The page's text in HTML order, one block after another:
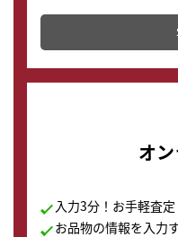
テムです。
配送でも簡単&安全に
す。
オ
入力3分！お手軽査定
お品物の情報を入力